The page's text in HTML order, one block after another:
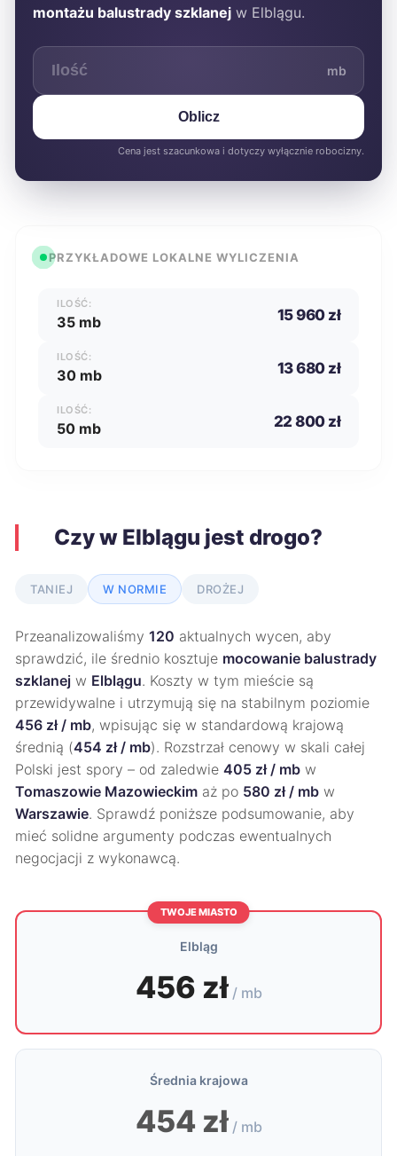
montażu balustrady szklanej w Elblągu.
mb
Oblicz
Cena jest szacunkowa i dotyczy wyłącznie robocizny.
PRZYKŁADOWE LOKALNE WYLICZENIA
ILOŚĆ:
35 mb 15 960 zł
ILOŚĆ:
30 mb 13 680 zł
ILOŚĆ:
50 mb 22 800 zł
Czy w Elblągu jest drogo?
TANIEJ W NORMIE DROŻEJ
Przeanalizowaliśmy 120 aktualnych wycen, aby
sprawdzić, ile średnio kosztuje mocowanie balustrady
szklanej w Elblągu. Koszty w tym mieście są
przewidywalne i utrzymują się na stabilnym poziomie
456 zł / mb, wpisując się w standardową krajową
średnią (454 zł / mb). Rozstrzał cenowy w skali całej
Polski jest spory – od zaledwie 405 zł / mb w
Tomaszowie Mazowieckim aż po 580 zł / mb w
Warszawie. Sprawdź poniższe podsumowanie, aby
mieć solidne argumenty podczas ewentualnych
negocjacji z wykonawcą.
TWOJE MIASTO
Elbląg
456 zł / mb
Średnia krajowa
454 zł / mb